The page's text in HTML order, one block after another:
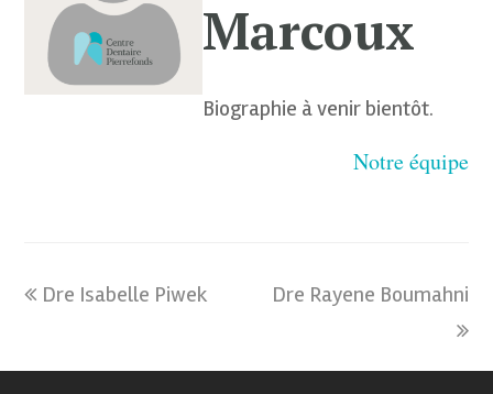
Marcoux
Biographie à venir bientôt.
Notre équipe
previous
Dre Isabelle Piwek
next
Dre Rayene Boumahni